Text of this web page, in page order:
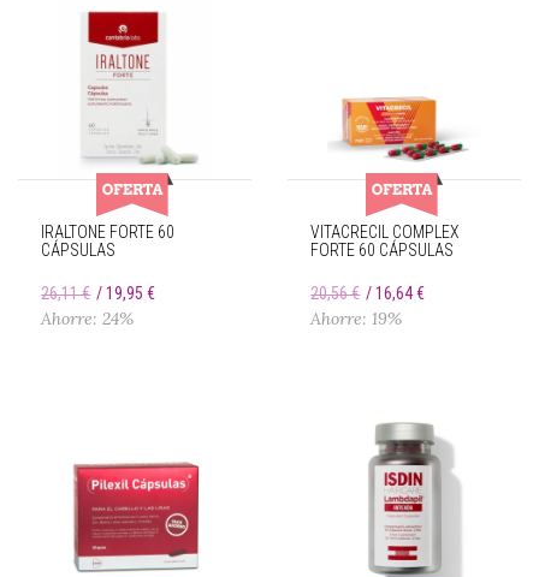
IRALTONE FORTE 60
CÁPSULAS
26,11 € 19,95 €
Ahorre: 24%
VITACRECIL COMPLEX
FORTE 60 CÁPSULAS
20,56 € 16,64 €
Ahorre: 19%